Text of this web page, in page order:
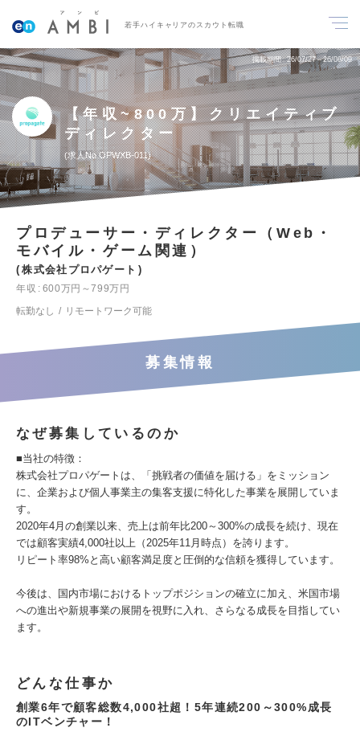
若手ハイキャリアのスカウト転職
掲載期間 26/07/27～26/08/09
【年収~800万】クリエイティブ
ディレクター
求人No.OPWXB-011
プロデューサー・ディレクター（Web・
モバイル・ゲーム関連）
株式会社プロパゲート
年収
600万円～799万円
転勤なし
リモートワーク可能
募集情報
なぜ募集しているのか
■当社の特徴：
株式会社プロパゲートは、「挑戦者の価値を届ける」をミッション
に、企業および個人事業主の集客支援に特化した事業を展開していま
す。
2020年4月の創業以来、売上は前年比200～300%の成長を続け、現在
では顧客実績4,000社以上（2025年11月時点）を誇ります。
リピート率98%と高い顧客満足度と圧倒的な信頼を獲得しています。
今後は、国内市場におけるトップポジションの確立に加え、米国市場
への進出や新規事業の展開を視野に入れ、さらなる成長を目指してい
ます。
どんな仕事か
創業6年で顧客総数4,000社超！5年連続200～300%成長
のITベンチャー！